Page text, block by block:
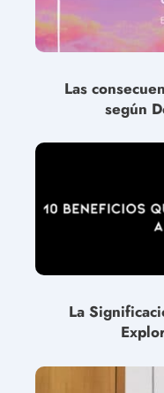
Las
según
La